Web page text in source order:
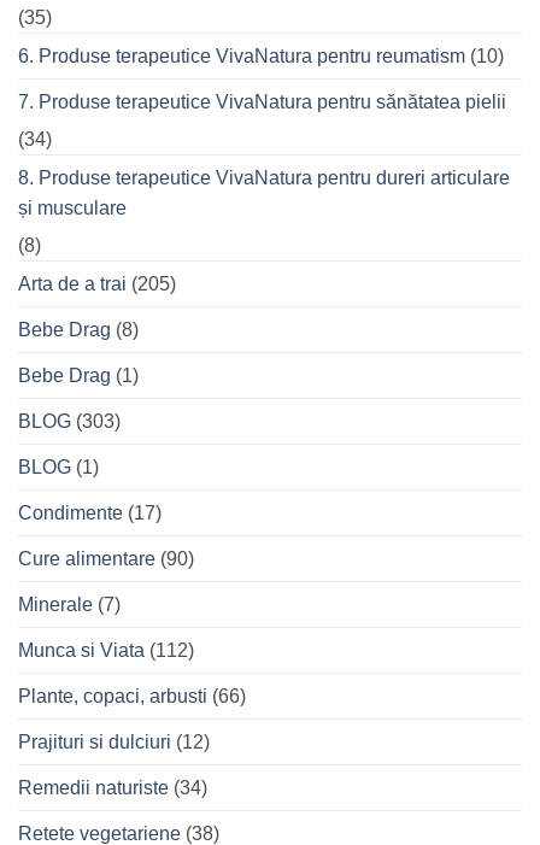
(35)
6. Produse terapeutice VivaNatura pentru reumatism (10)
7. Produse terapeutice VivaNatura pentru sănătatea pielii
(34)
8. Produse terapeutice VivaNatura pentru dureri articulare
și musculare
(8)
Arta de a trai (205)
Bebe Drag (8)
Bebe Drag (1)
BLOG (303)
BLOG (1)
Condimente (17)
Cure alimentare (90)
Minerale (7)
Munca si Viata (112)
Plante, copaci, arbusti (66)
Prajituri si dulciuri (12)
Remedii naturiste (34)
Retete vegetariene (38)